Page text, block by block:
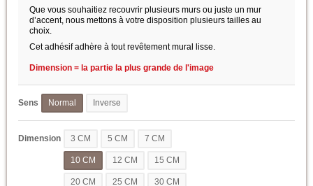
Que vous souhaitiez recouvrir plusieurs murs ou juste un mur
d’accent, nous mettons à votre disposition plusieurs tailles au
choix.
Cet adhésif adhère à tout revêtement mural lisse.
Dimension = la partie la plus grande de l'image
Sens Normal Inverse
Dimension 3 CM 5 CM 7 CM
10 CM 12 CM 15 CM
20 CM 25 CM 30 CM